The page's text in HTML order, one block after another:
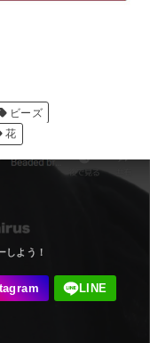
ビーズ
花